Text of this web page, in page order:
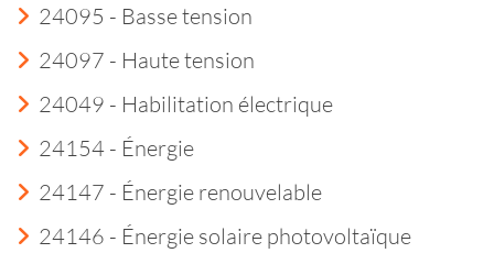
24095 - Basse tension
24097 - Haute tension
24049 - Habilitation électrique
24154 - Énergie
24147 - Énergie renouvelable
24146 - Énergie solaire photovoltaïque